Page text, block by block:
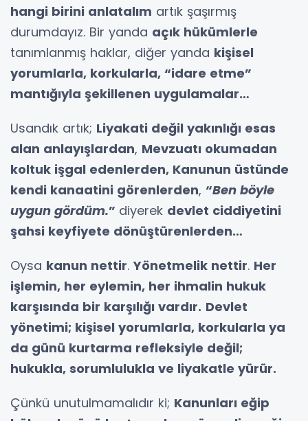
hangi birini anlatalım artık şaşırmış
durumdayız. Bir yanda açık hükümlerle
tanımlanmış haklar, diğer yanda kişisel
yorumlarla, korkularla, “idare etme”
mantığıyla şekillenen uygulamalar…
Usandık artık; Liyakati değil yakınlığı esas
alan anlayışlardan, Mevzuatı okumadan
koltuk işgal edenlerden, Kanunun üstünde
kendi kanaatini görenlerden, “Ben böyle
uygun gördüm.” diyerek devlet ciddiyetini
şahsi keyfiyete dönüştürenlerden…
Oysa kanun nettir. Yönetmelik nettir. Her
işlemin, her eylemin, her ihmalin hukuk
karşısında bir karşılığı vardır. Devlet
yönetimi; kişisel yorumlarla, korkularla ya
da günü kurtarma refleksiyle değil;
hukukla, sorumlulukla ve liyakatle yürür.
Çünkü unutulmamalıdır ki; Kanunları eğip